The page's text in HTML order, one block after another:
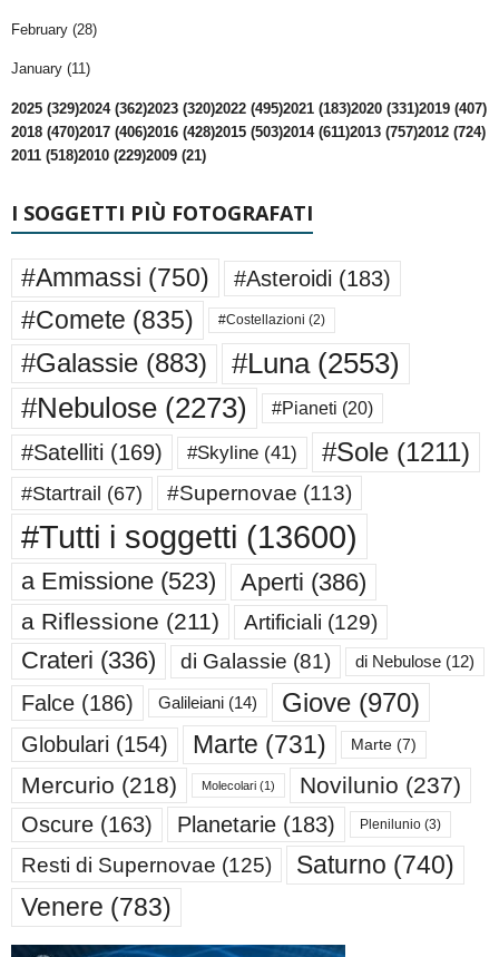
February (28)
January (11)
2025 (329)2024 (362)2023 (320)2022 (495)2021 (183)2020 (331)2019 (407)
2018 (470)2017 (406)2016 (428)2015 (503)2014 (611)2013 (757)2012 (724)
2011 (518)2010 (229)2009 (21)
I SOGGETTI PIÙ FOTOGRAFATI
#Ammassi (750) #Asteroidi (183)
#Comete (835) #Costellazioni (2)
#Galassie (883) #Luna(2553)
#Nebulose (2273) #Pianeti (20)
#Satelliti (169) #Skyline (41) #Sole (1211)
#Startrail (67) #Supernovae (113)
#Tutti i soggetti (13600)
a Emissione (523) Aperti (386)
a Riflessione (211) Artificiali (129)
Crateri (336) di Galassie (81) di Nebulose (12)
Falce (186) Galileiani (14) Giove (970)
Globulari (154) Marte (731) Marte (7)
Mercurio (218) Molecolari (1) Novilunio (237)
Oscure (163) Planetarie (183) Plenilunio (3)
Resti di Supernovae (125) Saturno (740)
Venere (783)